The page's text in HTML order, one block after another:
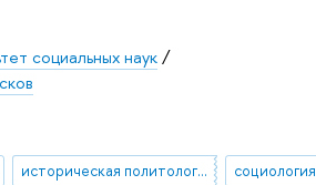
социальных наук/
историческая политология социология